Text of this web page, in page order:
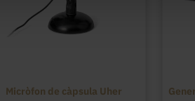
Micròfon de càpsula Uher